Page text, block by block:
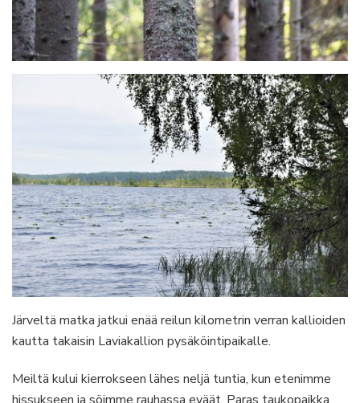
Järveltä matka jatkui enää reilun kilometrin verran kallioiden
kautta takaisin Laviakallion pysäköintipaikalle.
Meiltä kului kierrokseen lähes neljä tuntia, kun etenimme